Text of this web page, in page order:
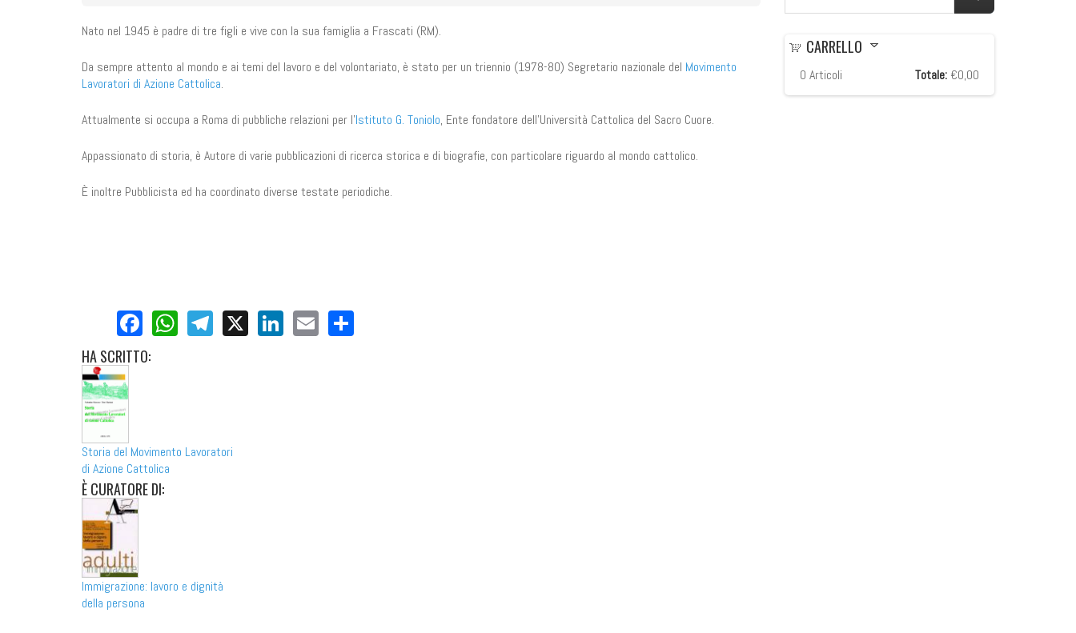
Nato nel 1945 è padre di tre figli e vive con la sua famiglia a Frascati (RM).
Da sempre attento al mondo e ai temi del lavoro e del volontariato, è stato per un triennio (1978-80) Segretario nazionale del Movimento
Lavoratori di Azione Cattolica.
Attualmente si occupa a Roma di pubbliche relazioni per l'Istituto G. Toniolo, Ente fondatore dell'Università Cattolica del Sacro Cuore.
Appassionato di storia, è Autore di varie pubblicazioni di ricerca storica e di biografie, con particolare riguardo al mondo cattolico.
È inoltre Pubblicista ed ha coordinato diverse testate periodiche.
Facebook
WhatsApp
Telegram
X LinkedIn
Email
HASCRITTO:
Storia del Movimento Lavoratori
di Azione Cattolica
ÈCURATORE DI:
Immigrazione: lavoro e dignità
della persona
CARRELLO
0 Articoli Totale: €0,00